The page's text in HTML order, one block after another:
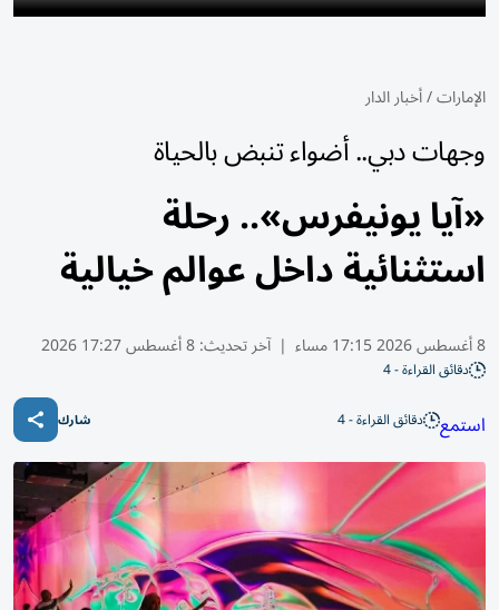
الإمارات/أخبار الدار
وجهات دبي.. أضواء تنبض بالحياة
«آيا يونيفرس».. رحلة
استثنائية داخل عوالم خيالية
8 أغسطس 2026 17:15 مساء | آخر تحديث:8 أغسطس 17:27 2026
دقائق القراءة - 4
استمع دقائق القراءة - 4 شارك